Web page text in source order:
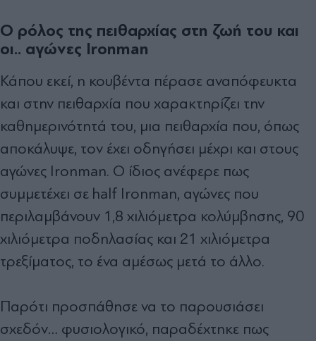
Ο ρόλος της πειθαρχίας στη ζωή του και
οι.. αγώνες Ironman
Κάπου εκεί, η κουβέντα πέρασε αναπόφευκτα
και στην πειθαρχία που χαρακτηρίζει την
καθημερινότητά του, μια πειθαρχία που, όπως
αποκάλυψε, τον έχει οδηγήσει μέχρι και στους
αγώνες Ironman. Ο ίδιος ανέφερε πως
συμμετέχει σε half Ironman, αγώνες που
περιλαμβάνουν 1,8 χιλιόμετρα κολύμβησης, 90
χιλιόμετρα ποδηλασίας και 21 χιλιόμετρα
τρεξίματος, το ένα αμέσως μετά το άλλο.
Παρότι προσπάθησε να το παρουσιάσει
σχεδόν… φυσιολογικό, παραδέχτηκε πως